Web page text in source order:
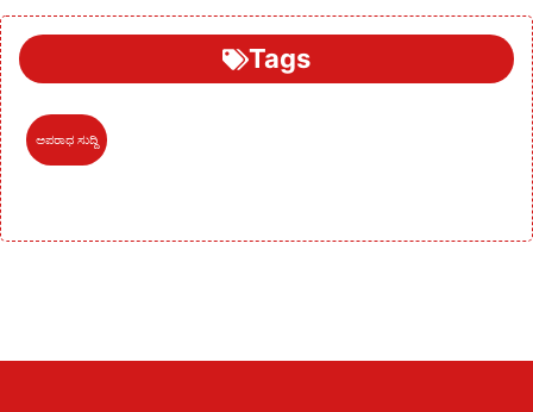
Tags
ಅಪರಾಧ ಸುದ್ದಿ